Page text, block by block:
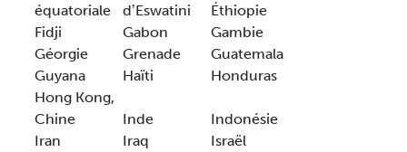
équatoriale
dʼEswatini
Éthiopie
Fidji
Gabon
Gambie
Géorgie
Grenade
Guatemala
Guyana
Haïti
Honduras
Hong Kong,
Chine
Inde
Indonésie
Iran
Iraq
Israël